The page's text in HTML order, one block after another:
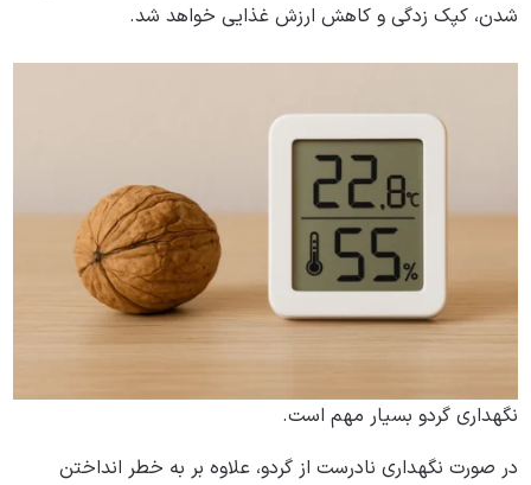
شدن، کپک زدگی و کاهش ارزش غذایی خواهد شد.
نگهداری گردو بسیار مهم است.
در صورت نگهداری نادرست از گردو، علاوه بر به خطر انداختن